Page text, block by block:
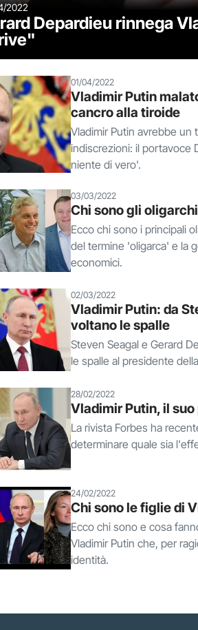
2022
Depardieu rinnega
01/04/2022
Vladimir Putin
cancro alla tiroide
Vladimir Putin avrebbe un
indiscrezioni: il portavoce
niente di vero'.
03/03/2022
Chi sono gli
Ecco chi sono i principali
del termine 'oligarca' e la
economici.
02/03/2022
Vladimir Putin: da
voltano le spalle
Steven Seagal e Gerard
le spalle al presidente
28/02/2022
Vladimir Putin, il
La rivista Forbes ha
determinare quale sia
24/02/2022
Chi sono le figlie di
Ecco chi sono e cosa
Vladimir Putin che, per
identità.